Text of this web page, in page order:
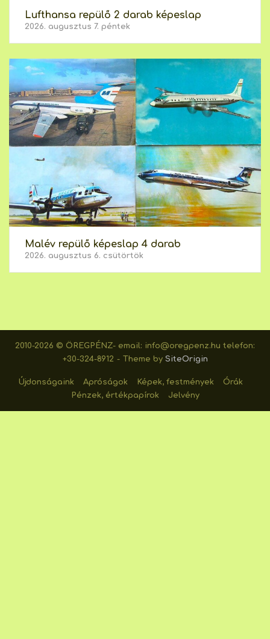
Lufthansa repülő 2 darab képeslap
2026. augusztus 7. péntek
Malév repülő képeslap 4 darab
2026. augusztus 6. csütörtök
2010-2026 © ÖREGPÉNZ- email: info@oregpenz.hu telefon:
+30-324-8912
Theme by SiteOrigin
Újdonságaink Apróságok Képek, festmények
Órák
Pénzek, értékpapírok
Jelvény